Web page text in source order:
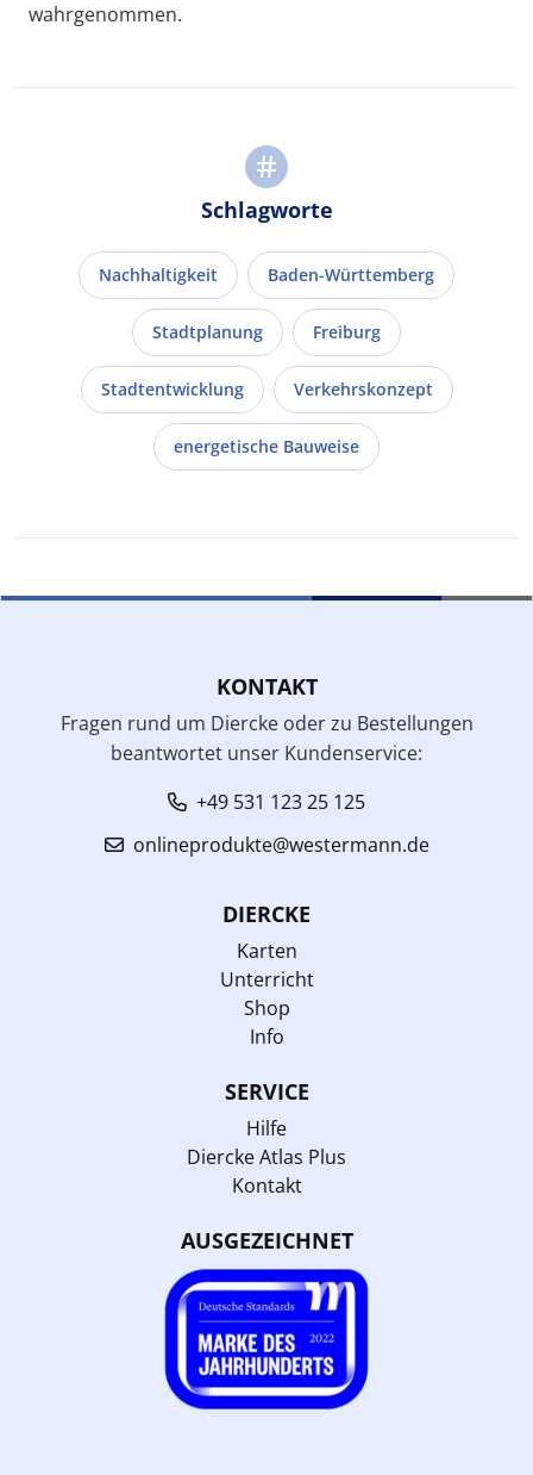
wahrgenommen.
Schlagworte
Nachhaltigkeit Baden-Württemberg
Stadtplanung Freiburg
Stadtentwicklung Verkehrskonzept
energetische Bauweise
KONTAKT
Fragen rund um Diercke oder zu Bestellungen
beantwortet unser Kundenservice:
+49 531 123 25 125
onlineprodukte@westermann.de
DIERCKE
Karten
Unterricht
Shop
Info
SERVICE
Hilfe
Diercke Atlas Plus
Kontakt
AUSGEZEICHNET